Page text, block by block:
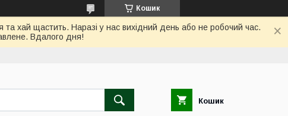
Кошик
хай щастить. Наразі у нас вихідний день або не робочий час.
Вдалого дня!
Кошик